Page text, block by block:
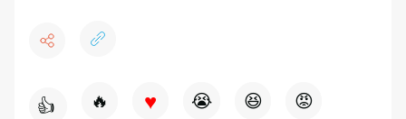
👍 🔥 ♥ 😭 😆 😡